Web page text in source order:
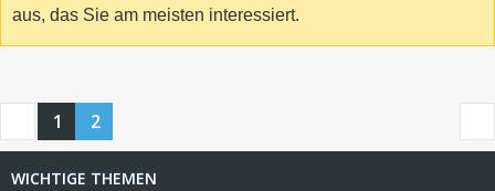
aus, das Sie am meisten interessiert.
1 2
WICHTIGE THEMEN